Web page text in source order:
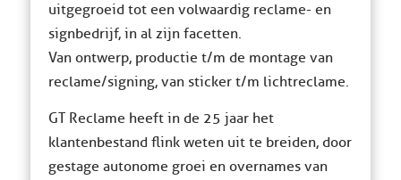
uitgegroeid tot een volwaardig reclame- en
signbedrijf, in al zijn facetten.
Van ontwerp, productie t/m de montage van
reclame/signing, van sticker t/m lichtreclame.
GT Reclame heeft in de 25 jaar het
klantenbestand flink weten uit te breiden, door
gestage autonome groei en overnames van